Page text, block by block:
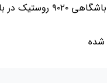
استفاده از قفل باشگاهی
شده